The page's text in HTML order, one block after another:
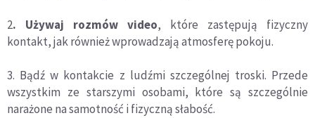
2. Używaj rozmów video, które zastępują fizyczny
kontakt, jak również wprowadzają atmosferę pokoju.
3. Bądź w kontakcie z ludźmi szczególnej troski. Przede
wszystkim ze starszymi osobami, które są szczególnie
narażone na samotność i fizyczną słabość.